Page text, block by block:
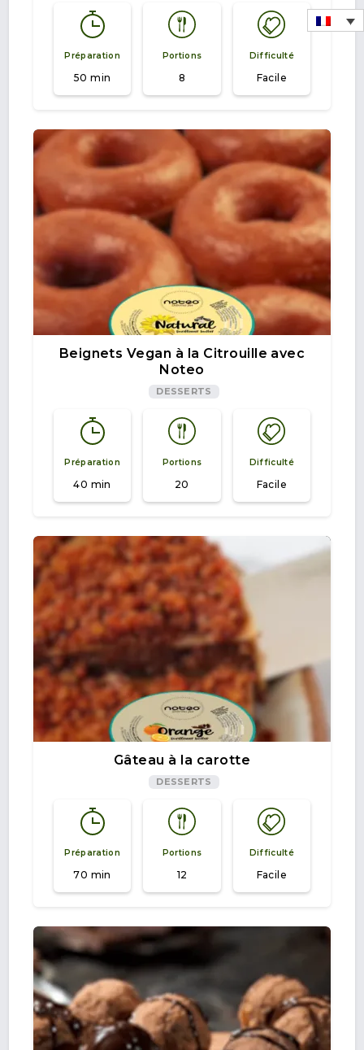
Préparation
50 min
Portions
8
Difficulté
Facile
Beignets Vegan à la Citrouille avec
Noteo
DESSERTS
Préparation
40 min
Portions
20
Difficulté
Facile
Gâteau à la carotte
DESSERTS
Préparation
70 min
Portions
12
Difficulté
Facile